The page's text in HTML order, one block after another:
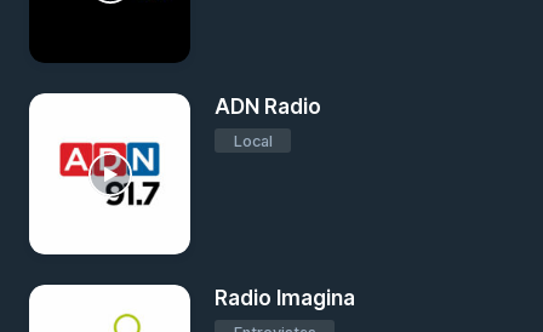
ADN Radio
Local
Radio Imagina